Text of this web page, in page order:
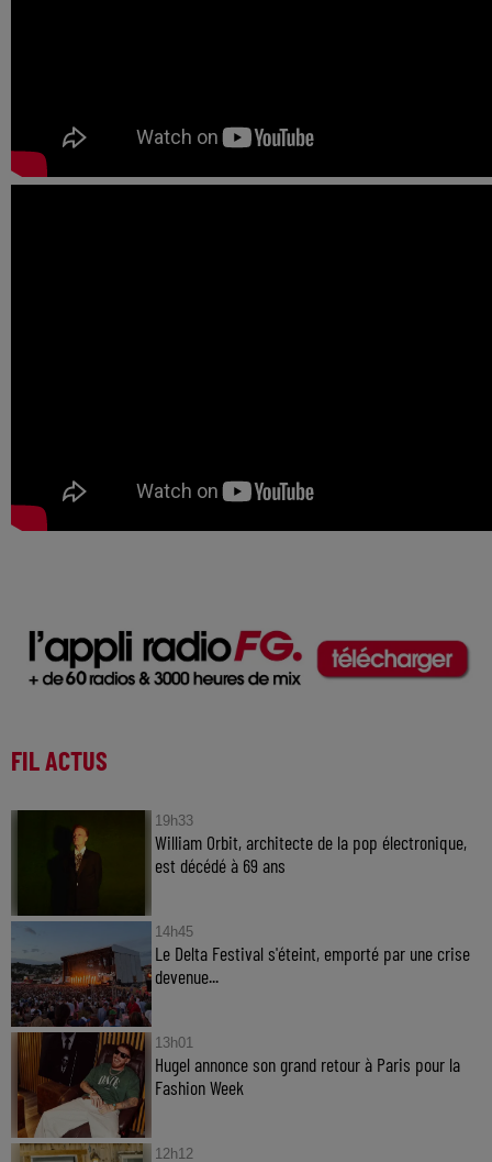
FIL ACTUS
19h33
William Orbit, architecte de la pop électronique,
est décédé à 69 ans
14h45
Le Delta Festival s'éteint, emporté par une crise
devenue...
13h01
Hugel annonce son grand retour à Paris pour la
Fashion Week
12h12